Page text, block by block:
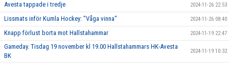
Avesta tappade i tredje 2024-11-26 22:53
Lissmats inför Kumla Hockey: "Våga vinna" 2024-11-26 08:40
Knapp förlust borta mot Hallstahammar 2024-11-19 22:47
Gameday. Tisdag 19 november kl 19.00 Hallstahammars HK-Avesta
BK
2024-11-19 10:32